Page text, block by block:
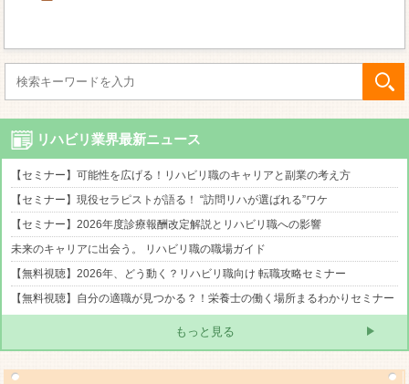
リハビリ業界最新ニュース
【セミナー】可能性を広げる！リハビリ職のキャリアと副業の考え方
【セミナー】現役セラピストが語る！ “訪問リハが選ばれる”ワケ
【セミナー】2026年度診療報酬改定解説とリハビリ職への影響
未来のキャリアに出会う。 リハビリ職の職場ガイド
【無料視聴】2026年、どう動く？リハビリ職向け 転職攻略セミナー
【無料視聴】自分の適職が見つかる？！栄養士の働く場所まるわかりセミナー
もっと見る